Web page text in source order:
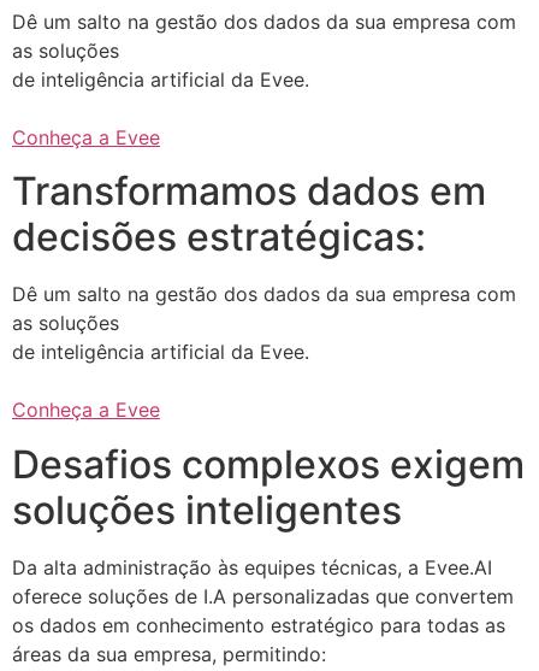
Dê um salto na gestão dos dados da sua empresa com
as soluções
de inteligência artificial da Evee.
Conheça a Evee
Transformamos dados em
decisões estratégicas:
Dê um salto na gestão dos dados da sua empresa com
as soluções
de inteligência artificial da Evee.
Conheça a Evee
Desafios complexos exigem
soluções inteligentes
Da alta administração às equipes técnicas, a Evee.AI
oferece soluções de I.A personalizadas que convertem
os dados em conhecimento estratégico para todas as
áreas da sua empresa, permitindo: